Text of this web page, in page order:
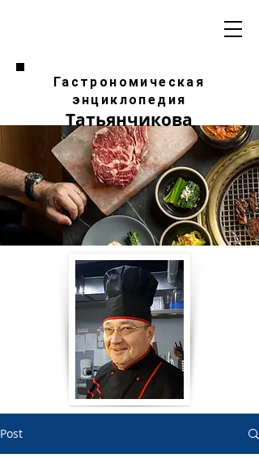
Гастрономическая
энциклопедия
Татьянчикова
Post